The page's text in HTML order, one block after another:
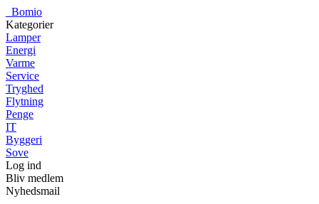
Bomio
Kategorier
Lamper
Energi
Varme
Service
Tryghed
Flytning
Penge
IT
Byggeri
Sove
Log ind
Bliv medlem
Nyhedsmail